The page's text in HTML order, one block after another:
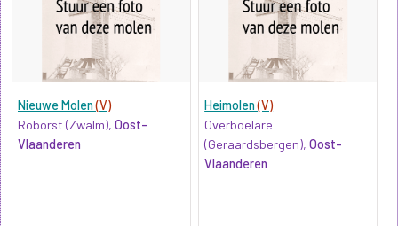
Nieuwe Molen(V)
Roborst (Zwalm), Oost-
Vlaanderen
Heimolen(V)
Overboelare
(Geraardsbergen),Oost-
Vlaanderen